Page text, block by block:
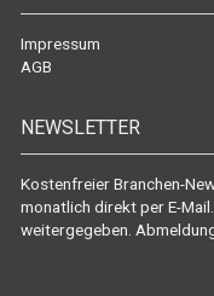
Impressum
AGB
NEWSLETTER
Kostenfreier Branchen-
monatlich direkt per E-
weitergegeben.